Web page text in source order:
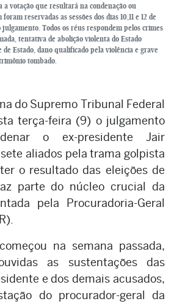
votação que resultará na condenação ou
reservadas as sessões dos dias 10,11 e 12 de
Todos os réus respondem pelos crimes
tentativa de abolição violenta do Estado
Estado, dano qualificado pela violência e grave
tombado.
do Supremo Tribunal Federal
terça-feira (9) o julgamento
o ex-presidente Jair
aliados pela trama golpista
o resultado das eleições de
parte do núcleo crucial da
pela Procuradoria-Geral
na semana passada,
as sustentações das
e dos demais acusados,
do procurador-geral da